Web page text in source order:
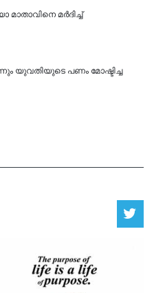
മർദിച്ച്
യുവതിയുടെ പണം മോഷ്ടിച്ച